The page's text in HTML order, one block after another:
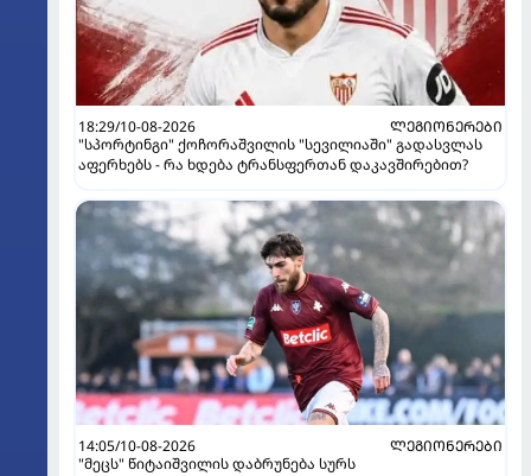
18:29/10-08-2026
ᲚᲔᲒᲘᲝᲜᲔᲠᲔᲑᲘ
"სპორტინგი" ქოჩორაშვილის "სევილიაში" გადასვლას
აფერხებს - რა ხდება ტრანსფერთან დაკავშირებით?
14:05/10-08-2026
ᲚᲔᲒᲘᲝᲜᲔᲠᲔᲑᲘ
"მეცს" წიტაიშვილის დაბრუნება სურს